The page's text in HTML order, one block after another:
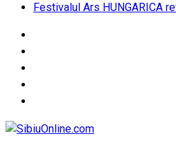
Festivalul Ars HUNGARICA